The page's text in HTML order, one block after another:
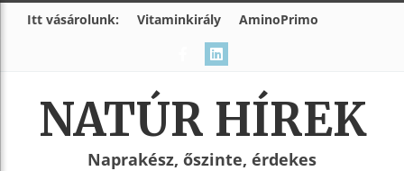
Itt vásárolunk: Vitaminkirály AminoPrimo
NATÚR HÍREK
Naprakész, őszinte, érdekes